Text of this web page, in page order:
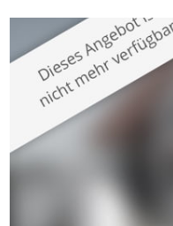
großzügige Räume und
modernen Wohnkomfort
verbindet. Der […]